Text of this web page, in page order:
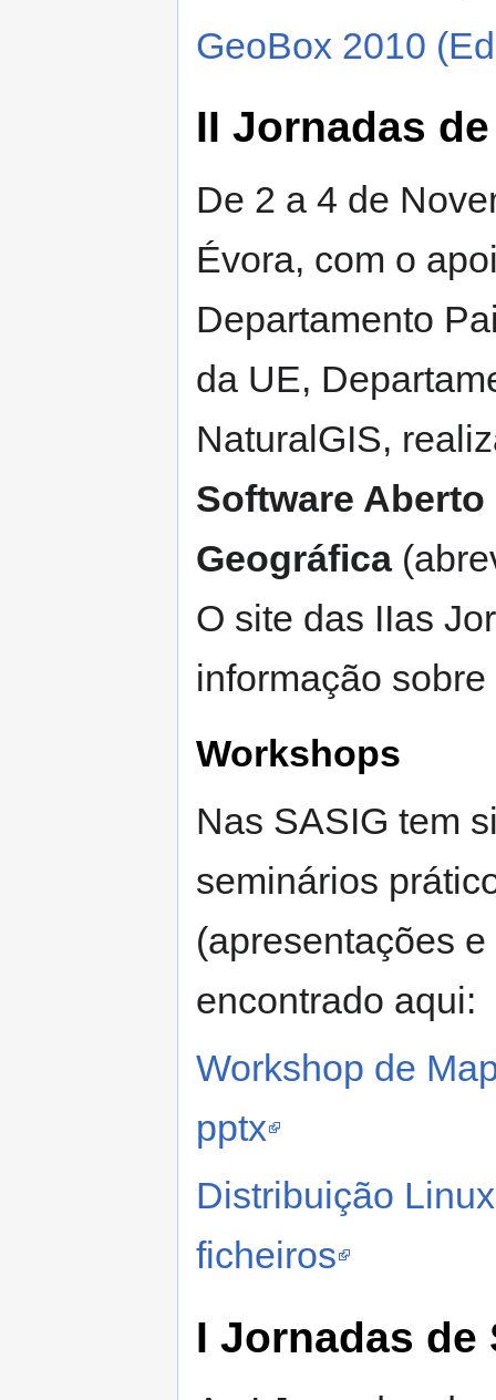
GeoBox 2010
II Jornadas
De 2 a 4 de
Évora, com o
Departamento
da UE,
NaturalGIS,
Software
Geográfica
O site das IIas
informação
Workshops
Nas SASIG tem
seminários
(apresentações
encontrado aqui:
Workshop de
pptx
Distribuição
ficheiros
I Jornadas de